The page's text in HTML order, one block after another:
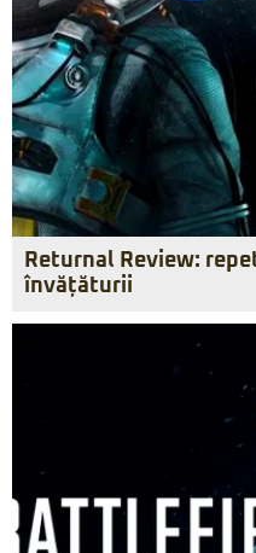
Returnal Review:
învățăturii